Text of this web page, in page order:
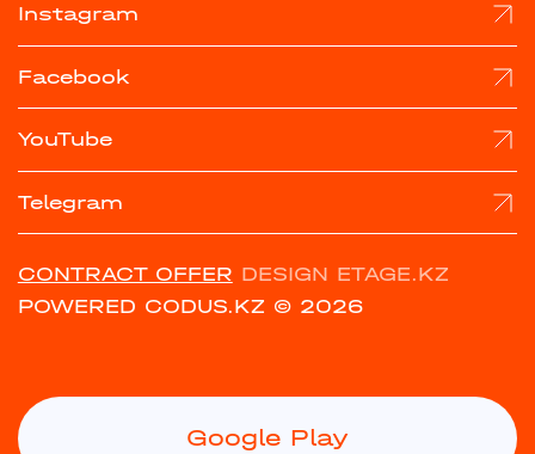
Instagram
Facebook
YouTube
Telegram
CONTRACT OFFER DESIGN ETAGE.KZ
POWERED CODUS.KZ © 2026
Google Play